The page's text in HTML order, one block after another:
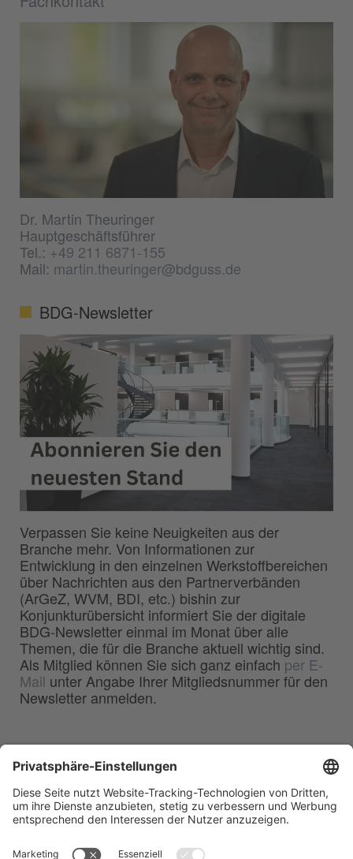
Dr. Martin Theuringer
Hauptgeschäftsführer
Tel.: +49 211 6871-155
Mail: martin.theuringer@bdguss.de
BDG-Newsletter
Verpassen Sie keine Neuigkeiten aus der
Branche mehr. Von Informationen zur
Entwicklung in den einzelnen Werkstoffbereichen
über Nachrichten aus den Partnerverbänden
(ArGeZ, WVM, BDI, etc.) bishin zur
Konjunkturübersicht informiert Sie der digitale
BDG-Newsletter einmal im Monat über alle
Themen, die für die Branche aktuell wichtig sind.
Als Mitglied können Sie sich ganz einfach per E-
Mail unter Angabe Ihrer Mitgliedsnummer für den
Newsletter anmelden.
Bundesverband der